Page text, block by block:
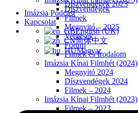
Díszvendégek
Filmek
Megnyitó – 2025
Vetítések
Fórum
Filmek és Irodalom
Imázsia Kínai Filmhét (2024)
Megnyitó 2024
Díszvendégek 2024
Filmek – 2024
Imázsia Kínai Filmhét (2023)
Filmek – 2023
Díszvendégek 2023
Imázsia Podcast
Kapcsolat
English (UK)
简体中文
Magyar